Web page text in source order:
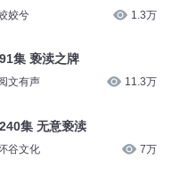
姣兮 1.3万
集 亵渎之牌
文有声 11.3万
集 无意亵渎
谷文化 7万